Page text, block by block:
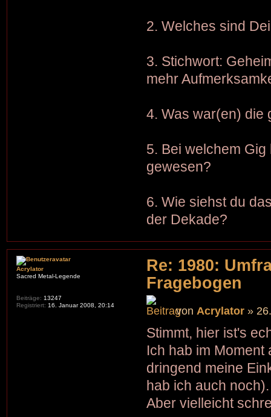
2. Welches sind
3. Stichwort:
mehr
4. Was war(en) die
5. Bei welchem
gewesen?
6. Wie siehst du
der Dekade?
Re: 1980:
Fragebogen
von Acrylator »
Stimmt, hier ist's
Ich hab im Moment
dringend meine
hab ich auch noch).
Aber vielleicht
Acrylator
Sacred Metal-Legende
Beiträge: 13247
Registriert: 16. Januar 2008, 20:14